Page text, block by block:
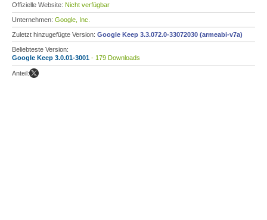
Offizielle Website: Nicht verfügbar
Unternehmen: Google, Inc.
Zuletzt hinzugefügte Version: Google Keep 3.3.072.0-33072030 (armeabi-v7a)
Beliebteste Version:
Google Keep 3.0.01-3001 - 179 Downloads
Anteil: